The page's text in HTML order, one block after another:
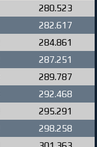
280.523
282.617
284.861
287.251
289.787
292.468
295.291
298.258